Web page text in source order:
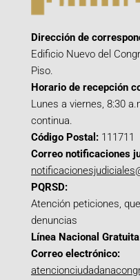
Dirección de
Edificio Nuevo del
Piso.
Horario de recepción
Lunes a viernes, 8:30
continua.
Código Postal: 111711
Correo notificaciones
PQRSD:
Atención peticiones,
denuncias
Línea Nacional
Correo electrónico: